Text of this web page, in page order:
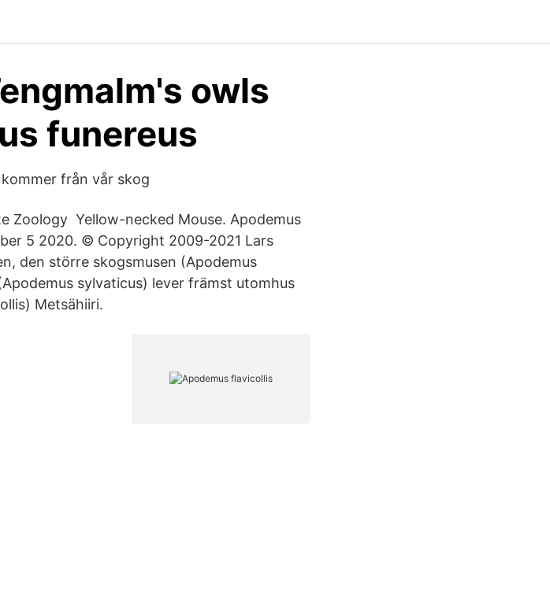
owls
funereus
från vår skog
Zoology Yellow-necked Mouse. Apodemus
5 2020. © Copyright 2009-2021 Lars
den större skogsmusen (Apodemus
sylvaticus) lever främst utomhus
Metsähiiri.